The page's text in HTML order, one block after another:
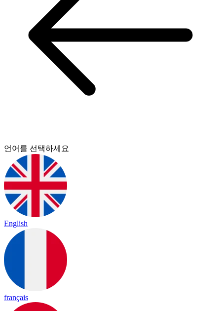
언어를 선택하세요
English
français